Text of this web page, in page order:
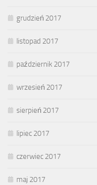
grudzień 2017
listopad 2017
październik 2017
wrzesień 2017
sierpień 2017
lipiec 2017
czerwiec 2017
maj 2017